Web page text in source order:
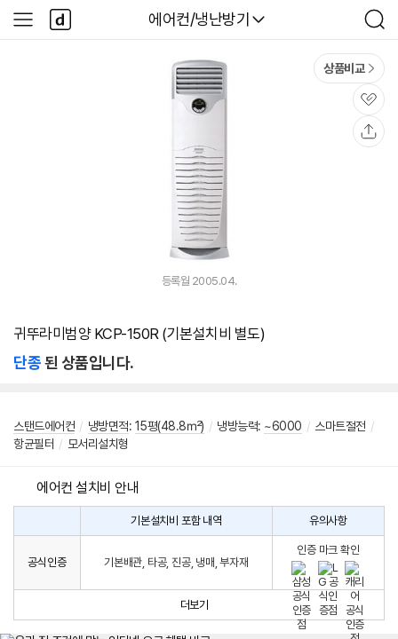
다나와
에어컨/냉난방기
검
색
사
이
다
나
와
상품비교
관
심
등록월 2005.04.
귀뚜라미범양 KCP-150R (기본설치비 별도)
단종된 상품입니다.
스탠드에어컨 / 냉방면적: 15평(48.8㎡) / 냉방능력: ~6000 / 스마트절전 /
항균필터 / 모서리설치형
에어컨 설치비 안내
구
시
컨
설
기본설치비 포함 내역 유의사항
공식인증 기본배관, 타공, 진공, 냉매, 부자재
인증 마크 확인
더보기